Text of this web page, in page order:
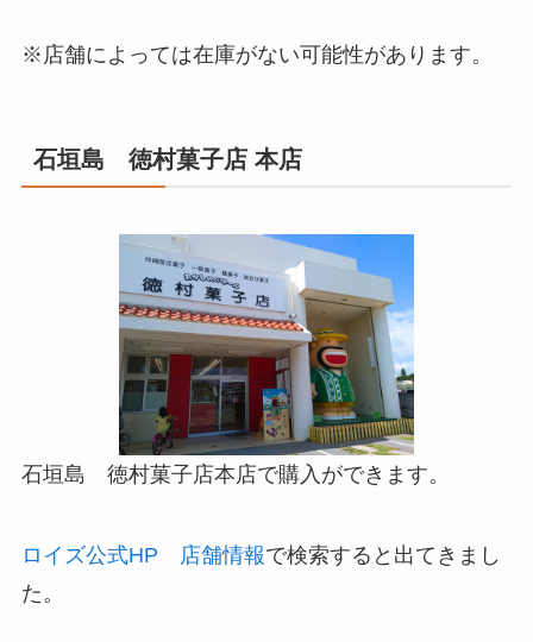
※店舗によっては在庫がない可能性があります。
石垣島 徳村菓子店 本店
石垣島 徳村菓子店本店で購入ができます。
ロイズ公式HP 店舗情報で検索すると出てきまし
た。